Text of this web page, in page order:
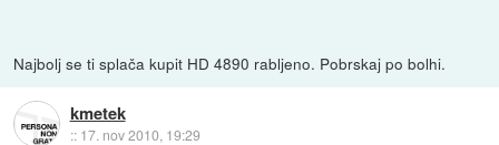
Najbolj se ti splača kupit HD 4890 rabljeno. Pobrskaj po bolhi.
kmetek
:: 17. nov 2010, 19:29